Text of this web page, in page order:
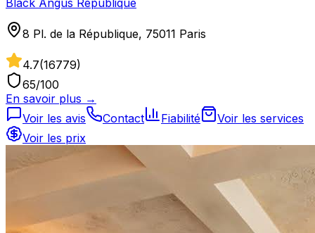
8 Pl. de la République, 75011 Paris
4.7(16779)
65/100
En savoir plus →
Voir les avis
Contact Fiabilité
Voir les services
Voir les prix